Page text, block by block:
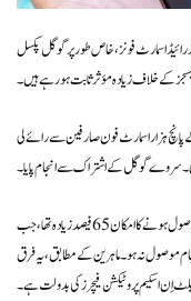
اسمارٹ فونز، خاص طور پر گوگل پکسل
کے خلاف زیادہ مؤثر ثابت ہو رہے ہیں۔
پانچ ہزار اسمارٹ فون صارفین سے رائے لی
سروے گوگل کے اشتراک سے انجام پایا۔
نتائج کے مطابق، آئی فون صارفین کے تین یا اس سے زیادہ اسکیم میسجز موصول ہونے کا امکان 65 فیصد زیادہ تھا، جب
کوئی اسکیم پیغام موصول نہ ہو۔ ماہرین کے مطابق، یہ فرق
اِن اسکیم پروٹیکشن فیچرز کی بدولت ہے۔